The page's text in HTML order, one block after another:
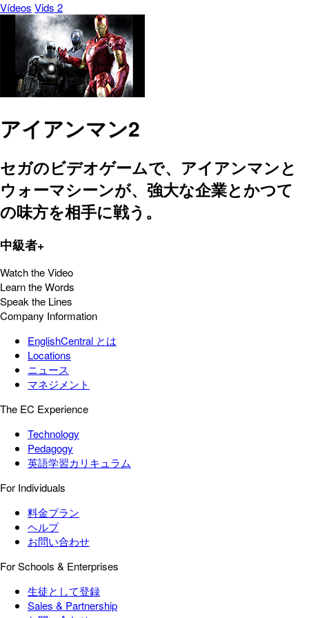
Vídeos Vids 2
アイアンマン2
セガのビデオゲームで、アイアンマンと
ウォーマシーンが、強大な企業とかつて
の味方を相手に戦う。
中級者+
Watch the Video
Learn the Words
Speak the Lines
Company Information
EnglishCentral とは
Locations
ニュース
マネジメント
The EC Experience
Technology
Pedagogy
英語学習カリキュラム
For Individuals
料金プラン
ヘルプ
お問い合わせ
For Schools & Enterprises
生徒として登録
Sales & Partnership